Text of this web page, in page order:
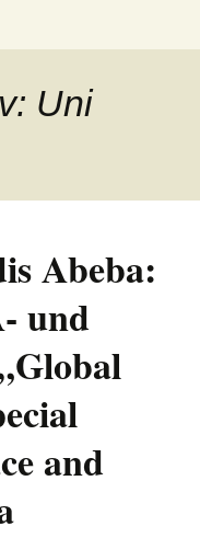
und mit Bezug
Uni
Abeba:
und
and